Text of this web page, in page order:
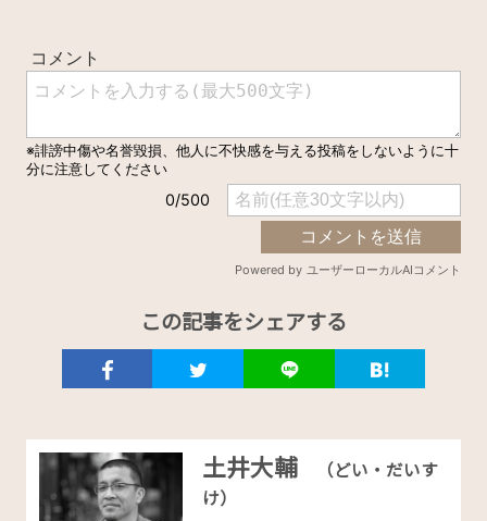
この記事をシェアする
土井大輔
（どい・だいす
け）